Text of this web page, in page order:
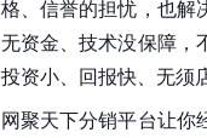
格、信誉的担忧，也解
无资金、技术没保障，
投资小、回报快、无须
网聚天下分销平台让你